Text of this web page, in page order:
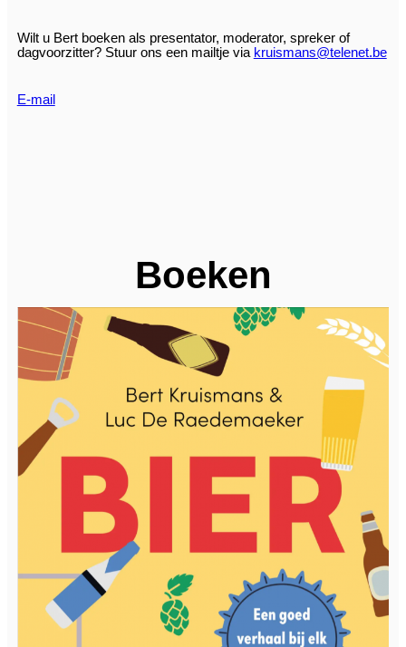
Wilt u Bert boeken als presentator, moderator, spreker of
dagvoorzitter? Stuur ons een mailtje via kruismans@telenet.be
E-mail
Boeken